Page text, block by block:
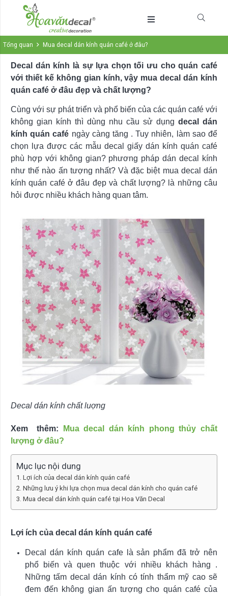
Tổng quan Mua decal dán kính quán café ở đâu?
Decal dán kính là sự lựa chọn tối ưu cho quán café
với thiết kế không gian kính, vậy mua decal dán kính
quán café ở đâu đẹp và chất lượng?
Cùng với sự phát triển và phổ biến của các quán café với
không gian kính thì dùng nhu cầu sử dụng decal dán
kính quán café ngày càng tăng . Tuy nhiên, làm sao để
chọn lựa được các mẫu decal giấy dán kính quán café
phù hợp với không gian? phương pháp dán decal kính
như thế nào ấn tượng nhất? Và đặc biệt mua decal dán
kính quán café ở đâu đẹp và chất lượng? là những câu
hỏi được nhiều khách hàng quan tâm.
Decal dán kính chất luợng
Xem thêm:
Mua decal dán kính phong thủy chất
lượng ở đâu?
Mục lục nội dung
Lợi ích của decal dán kính quán café
Những lưu ý khi lựa chọn mua decal dán kính cho quán café
Mua decal dán kính quán café tại Hoa Văn Decal
Lợi ích của decal dán kính quán café
Decal dán kính quán cafe là sản phẩm đã trở nên
phổ biến và quen thuộc với nhiều khách hàng .
Những tấm decal dán kính có tính thẩm mỹ cao sẽ
đem đến không gian ấn tượng cho quán café của